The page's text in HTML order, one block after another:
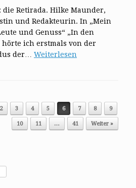
die Retirada. Hilke Maunder,
und Redakteurin. In „Mein
und Genuss“ „In den
hörte ich erstmals von der
der… Weiterlesen
2 3 4 5 6 7 8 9
10 11 … 41 Weiter »